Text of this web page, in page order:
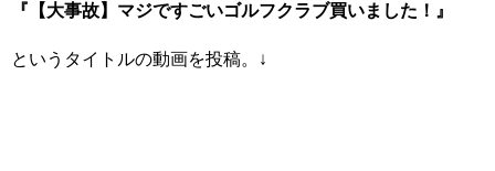
『【大事故】マジですごいゴルフクラブ買いました！』
というタイトルの動画を投稿。↓